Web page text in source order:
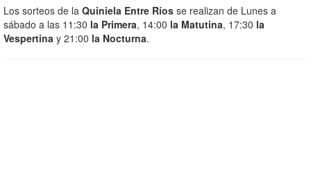
Los sorteos de la Quiniela Entre Ríos se realizan de Lunes a
sábado a las 11:30 la Primera, 14:00 la Matutina, 17:30 la
Vespertina y 21:00 la Nocturna.